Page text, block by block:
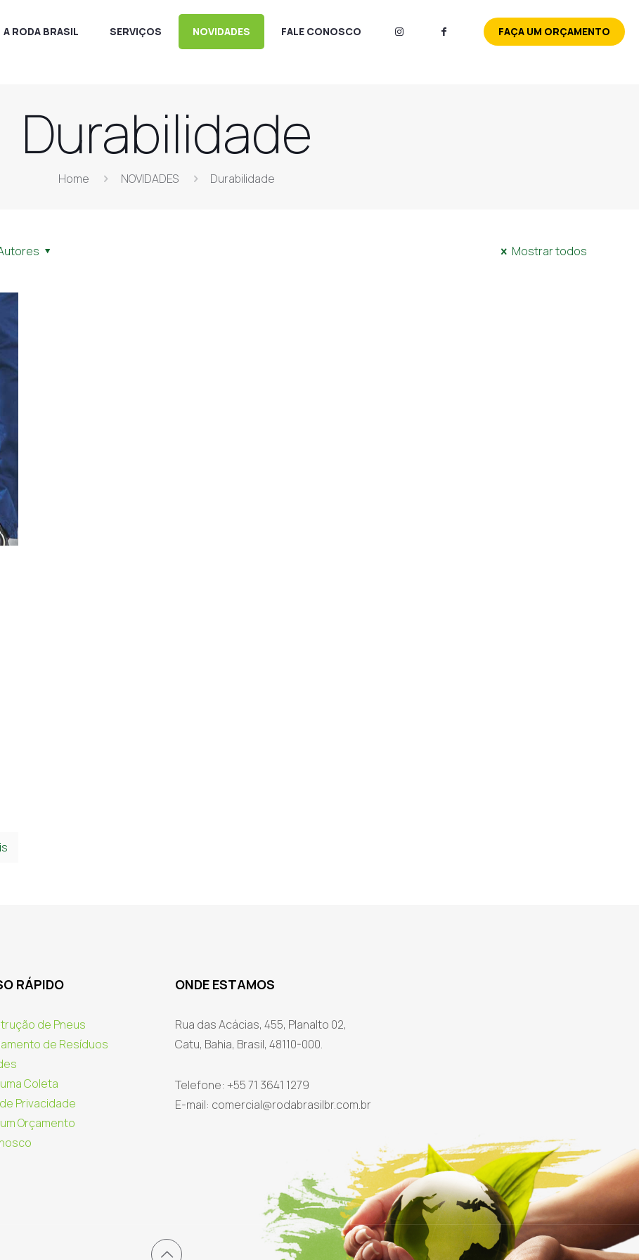
A RODA BRASIL SERVIÇOS NOVIDADES FALE CONOSCO FAÇA UM ORÇAMENTO
Durabilidade
Home NOVIDADES Durabilidade
Mostrar todos
RÁPIDO
de Pneus
de Resíduos
Coleta
Privacidade
Orçamento
ONDE ESTAMOS
Rua das Acácias, 455, Planalto 02,
Catu, Bahia, Brasil, 48110-000.
Telefone: +55 71 3641 1279
E-mail: comercial@rodabrasilbr.com.br